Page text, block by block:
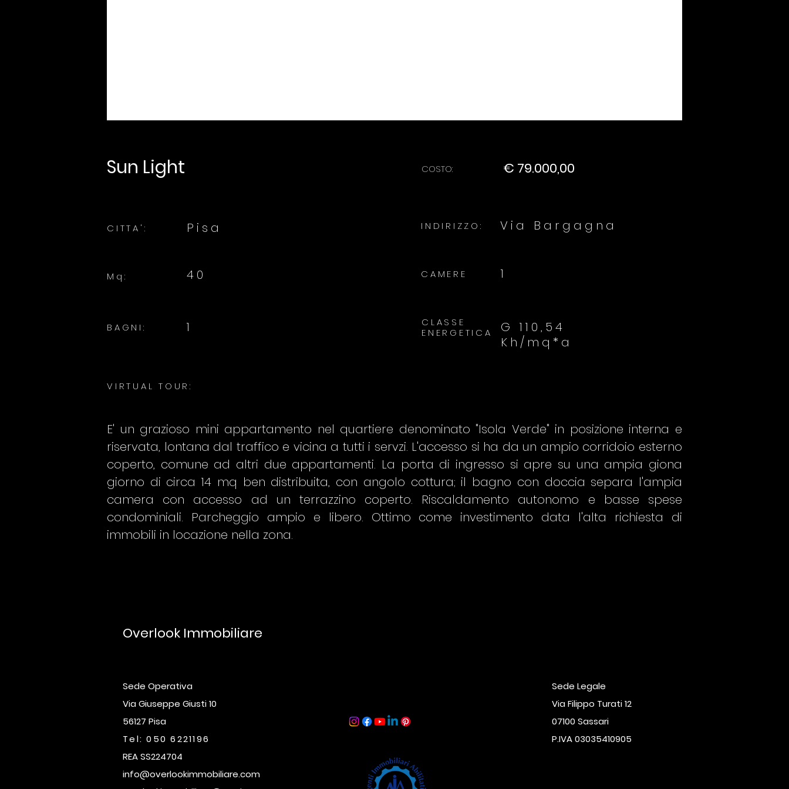
Sun Light COSTO: € 79.000,00
CITTA':
Mq:
Pisa
40
INDIRIZZO: Via Bargagna
CAMERE 1
BAGNI: 1
CLASSE
ENERGETICA
G 110,54
Kh/mq*a
VIRTUAL TOUR:
E' un grazioso mini appartamento nel quartiere denominato "Isola Verde" in posizione interna e
riservata, lontana dal traffico e vicina a tutti i servzi. L'accesso si ha da un ampio corridoio esterno
coperto, comune ad altri due appartamenti. La porta di ingresso si apre su una ampia giona
giorno di circa 14 mq ben distribuita, con angolo cottura; il bagno con doccia separa l'ampia
camera con accesso ad un terrazzino coperto. Riscaldamento autonomo e basse spese
condominiali. Parcheggio ampio e libero. Ottimo come investimento data l'alta richiesta di
immobili in locazione nella zona.
Overlook Immobiliare
Sede Operativa
Via Giuseppe Giusti 10
56127 Pisa
Tel: 050 6221196
REA SS224704
info@overlookimmobiliare.com
Sede Legale
Via Filippo Turati 12
07100 Sassari
P.IVA 03035410905